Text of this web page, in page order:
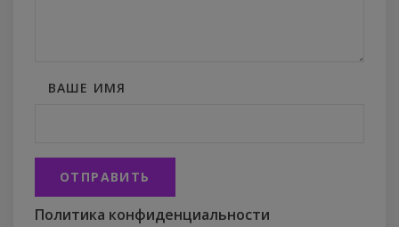
ВАШЕ ИМЯ
ОТПРАВИТЬ
Политика конфиденциальности